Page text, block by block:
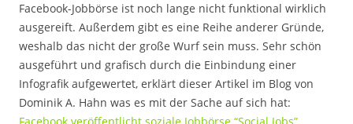
Facebook-Jobbörse ist noch lange nicht funktional wirklich
ausgereift. Außerdem gibt es eine Reihe anderer Gründe,
weshalb das nicht der große Wurf sein muss. Sehr schön
ausgeführt und grafisch durch die Einbindung einer
Infografik aufgewertet, erklärt dieser Artikel im Blog von
Dominik A. Hahn was es mit der Sache auf sich hat: